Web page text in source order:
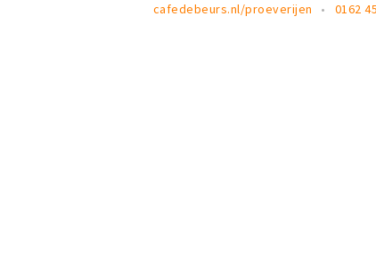
cafedebeurs.nl/proeverijen 0162